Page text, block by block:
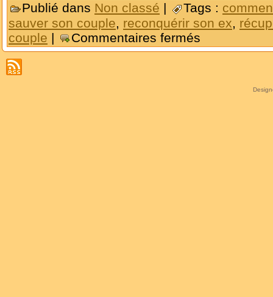
Publié dans Non classé | Tags :
sauver son couple, reconquérir son ex,
couple | Commentaires fermés